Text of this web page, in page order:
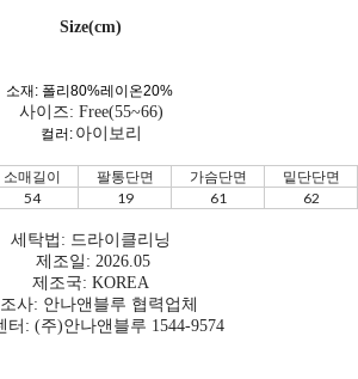
Size(cm)
소재: 폴리80%레이온20%
사이즈: Free(55~66)
컬러: 아이보리
소매길이 팔통단면 가슴단면
밑단단면
54 19 61 62
세탁법: 드라이클리닝
제조일: 2026.05
제조국: KOREA
사: 안나앤블루 협력업체
터: (주)안나앤블루 1544-9574